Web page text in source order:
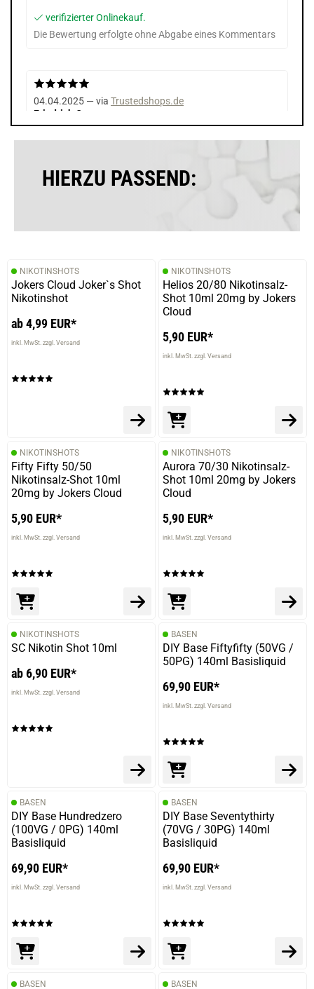
verifizierter Onlinekauf.
Die Bewertung erfolgte ohne Abgabe eines Kommentars
04.04.2025 — via Trustedshops.de
Friedrich C.
HIERZU PASSEND:
NIKOTINSHOTS
Jokers Cloud Joker`s Shot
Nikotinshot
ab 4,99 EUR*
inkl. MwSt. zzgl. Versand
NIKOTINSHOTS
Helios 20/80 Nikotinsalz-
Shot 10ml 20mg by Jokers
Cloud
5,90 EUR*
inkl. MwSt. zzgl. Versand
NIKOTINSHOTS
Fifty Fifty 50/50
Nikotinsalz-Shot 10ml
20mg by Jokers Cloud
5,90 EUR*
inkl. MwSt. zzgl. Versand
NIKOTINSHOTS
Aurora 70/30 Nikotinsalz-
Shot 10ml 20mg by Jokers
Cloud
5,90 EUR*
inkl. MwSt. zzgl. Versand
NIKOTINSHOTS
SC Nikotin Shot 10ml
ab 6,90 EUR*
inkl. MwSt. zzgl. Versand
BASEN
DIY Base Fiftyfifty (50VG /
50PG) 140ml Basisliquid
69,90 EUR*
inkl. MwSt. zzgl. Versand
BASEN
DIY Base Hundredzero
(100VG / 0PG) 140ml
Basisliquid
69,90 EUR*
inkl. MwSt. zzgl. Versand
BASEN
DIY Base Seventythirty
(70VG / 30PG) 140ml
Basisliquid
69,90 EUR*
inkl. MwSt. zzgl. Versand
BASEN BASEN